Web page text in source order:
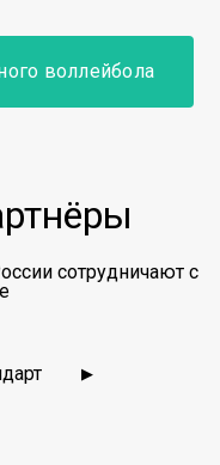
воллейбола
сотрудничают с
▶